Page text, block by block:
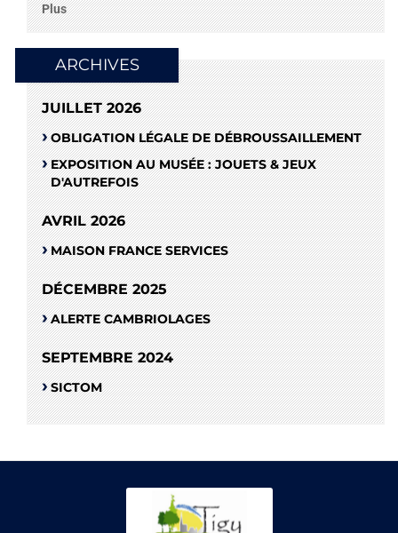
Plus
ARCHIVES
JUILLET 2026
OBLIGATION LÉGALE DE DÉBROUSSAILLEMENT
EXPOSITION AU MUSÉE : JOUETS & JEUX
D'AUTREFOIS
AVRIL 2026
MAISON FRANCE SERVICES
DÉCEMBRE 2025
ALERTE CAMBRIOLAGES
SEPTEMBRE 2024
SICTOM